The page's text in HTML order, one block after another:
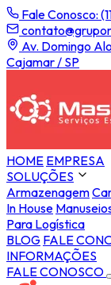
Fale Conosco:
Av. Domingo
Cajamar / SP
HOME EMPRESA
SOLUÇÕES
Armazenagem
In House
Para Logística
BLOG FALE
INFORMAÇÕES
FALE CONOSCO